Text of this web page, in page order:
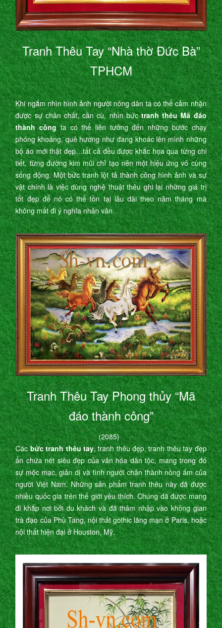
Tranh Thêu Tay “Nhà thờ Đức Bà”
TPHCM
Khi ngắm nhìn hình ảnh người nông dân ta có thể cảm nhận
được sự chân chất, cần cù, nhìn bứctranh thêu Mã đáo
thành côngta có thể liên tưởng đến những bước chạy
phóng khoáng, quê hương như đang khoác lên mình những
bộ áo mới thật đẹp…tất cả đều được khắc họa qua từng chi
tiết, từng đường kim mũi chỉ tạo nên một hiệu ứng vô cùng
sống động. Một bức tranh lột tả thành công hình ảnh và sự
vật chính là việc dùng nghệ thuật thêu ghi lại những giá trị
tốt đẹp để nó có thể tồn tại lâu dài theo năm tháng mà
không mất đi ý nghĩa nhân văn.
Tranh Thêu Tay Phong thủy “Mã
đáo thành công”
(2085)
Cácbức tranh thêu tay, tranh thêu đẹp, tranh thêu tay đẹp
ẩn chứa nét siêu đẹp của văn hóa dân tộc, mang trong đó
sự mộc mạc, giản dị và tình người chân thành nồng ấm của
người Việt Nam. Những sản phẩm tranh thêu này đã được
nhiều quốc gia trên thế giới yêu thích. Chúng đã được mang
đi khắp nơi bởi du khách và đã thâm nhập vào không gian
trà đạo của Phù Tang, nội thất gothic lãng mạn ở Paris, hoặc
nội thất hiện đại ở Houston, Mỹ.